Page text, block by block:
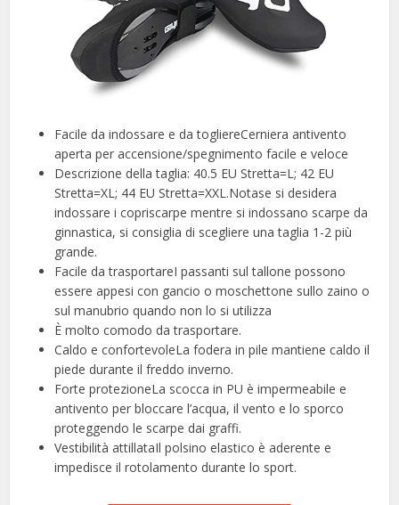
Facile da indossare e da togliereCerniera antivento
aperta per accensione/spegnimento facile e veloce
Descrizione della taglia: 40.5 EU Stretta=L; 42 EU
Stretta=XL; 44 EU Stretta=XXL.Notase si desidera
indossare i copriscarpe mentre si indossano scarpe da
ginnastica, si consiglia di scegliere una taglia 1-2 più
grande.
Facile da trasportareI passanti sul tallone possono
essere appesi con gancio o moschettone sullo zaino o
sul manubrio quando non lo si utilizza
È molto comodo da trasportare.
Caldo e confortevoleLa fodera in pile mantiene caldo il
piede durante il freddo inverno.
Forte protezioneLa scocca in PU è impermeabile e
antivento per bloccare l’acqua, il vento e lo sporco
proteggendo le scarpe dai graffi.
Vestibilità attillataIl polsino elastico è aderente e
impedisce il rotolamento durante lo sport.